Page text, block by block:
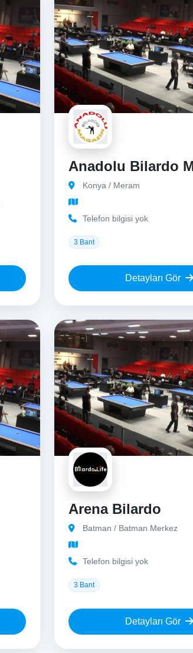
Anadolu Bilardo
Konya / Meram
Telefon bilgisi yok
3 Bant
Detayları Gör
Arena Bilardo
Batman / Batman Merkez
Telefon bilgisi yok
3 Bant
Detayları Gör